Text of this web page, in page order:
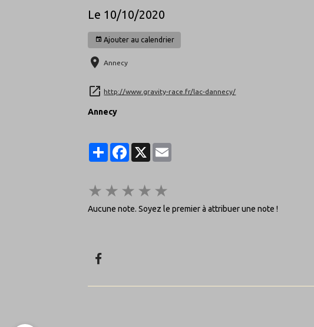
Le 10/10/2020
Ajouter au calendrier
Annecy
http://www.gravity-race.fr/lac-dannecy/
Annecy
PartagerFacebook
X
★ ★ ★ ★ ★
Aucune note. Soyez le premier à attribuer une note !